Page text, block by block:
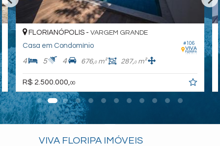
#106
FLORIANÓPOLIS - VARGEM GRANDE
Casa em Condomínio
4 5 4 676,0m² 287,0m²
R$ 2.500.000, 00
VIVA FLORIPA IMÓVEIS